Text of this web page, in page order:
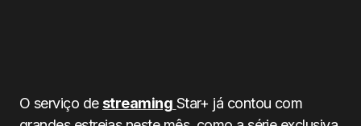
O serviço de streaming Star+ já contou com